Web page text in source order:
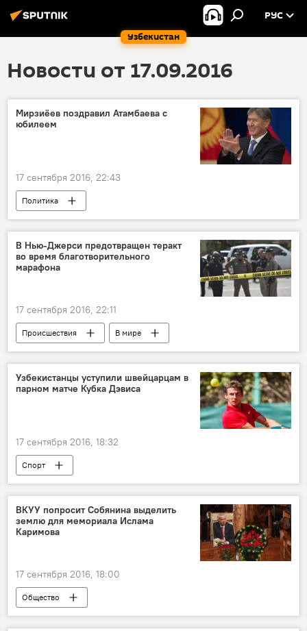
Узбекистан
РУС
Новости от 17.09.2016
Мирзиёев поздравил Атамбаева с
юбилеем
17 сентября 2016, 22:43
Политика
В Нью-Джерси предотвращен теракт
во время благотворительного
марафона
17 сентября 2016, 22:11
Происшествия В мире
Узбекистанцы уступили швейцарцам в
парном матче Кубка Дэвиса
17 сентября 2016, 18:32
Спорт
ВКУУ попросит Собянина выделить
землю для мемориала Ислама
Каримова
17 сентября 2016, 18:00
Общество